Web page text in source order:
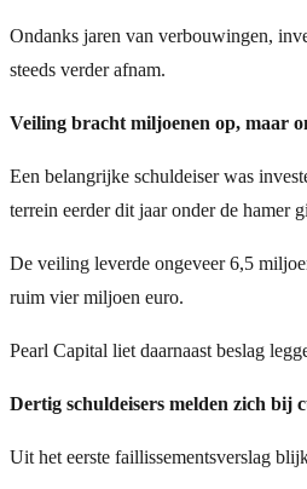
Ondanks jaren van verbouwingen,
steeds verder afnam.
Veiling bracht miljoenen op, maar
Een belangrijke schuldeiser was
terrein eerder dit jaar onder de hamer
De veiling leverde ongeveer 6,5
ruim vier miljoen euro.
Pearl Capital liet daarnaast beslag
Dertig schuldeisers melden zich bij
Uit het eerste faillissementsverslag